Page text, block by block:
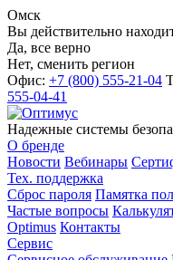
Омск
Вы действительно
Да, все верно
Нет, сменить регион
Офис: +7 (800) 555-21-04
555-04-41
Надежные системы
О бренде
Новости Вебинары
Тех. поддержка
Сброс пароля Памятка
Частые вопросы
Optimus Контакты
Сервис